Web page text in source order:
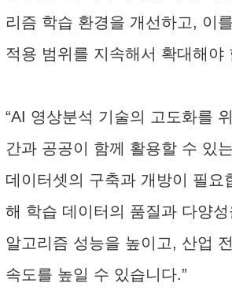
리즘 학습 환경을 개선하고, 이
적용 범위를 지속해서 확대해야
“AI 영상분석 기술의 고도화를
간과 공공이 함께 활용할 수 있
데이터셋의 구축과 개방이 필요
해 학습 데이터의 품질과 다양
알고리즘 성능을 높이고, 산업
속도를 높일 수 있습니다.”